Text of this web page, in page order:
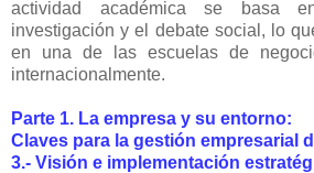
actividad académica se basa
investigación y el debate social, lo
en una de las escuelas de
internacionalmente.
Parte 1. La empresa y su entorno:
Claves para la gestión empresarial
3.- Visión e implementación